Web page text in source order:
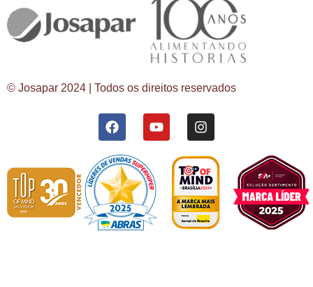
© Josapar 2024 | Todos os direitos reservados